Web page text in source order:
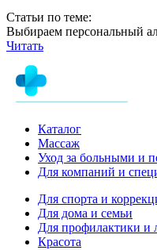
Статьи по теме:
Выбираем персональный
Читать
Каталог
Массаж
Уход за больными и
Для компаний и
Для спорта и
Для дома и семьи
Для профилактики и
Красота